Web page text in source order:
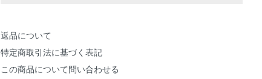
返品について
特定商取引法に基づく表記
この商品について問い合わせる